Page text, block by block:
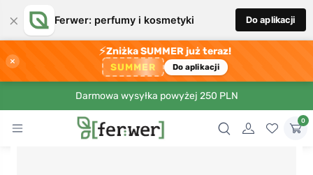
× Ferwer: perfumy i kosmetyki Do aplikacji
×
⚡Zniżka SUMMER już teraz!
SUMMER Do aplikacji
Darmowa wysyłka powyżej 250 PLN
0